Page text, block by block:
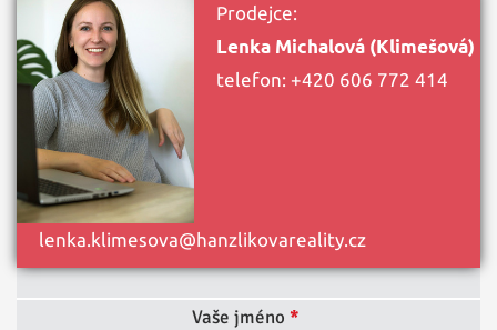
Prodejce:
Lenka Michalová (Klimešová)
telefon: +420 606 772 414
lenka.klimesova@hanzlikovareality.cz
Vaše jméno *